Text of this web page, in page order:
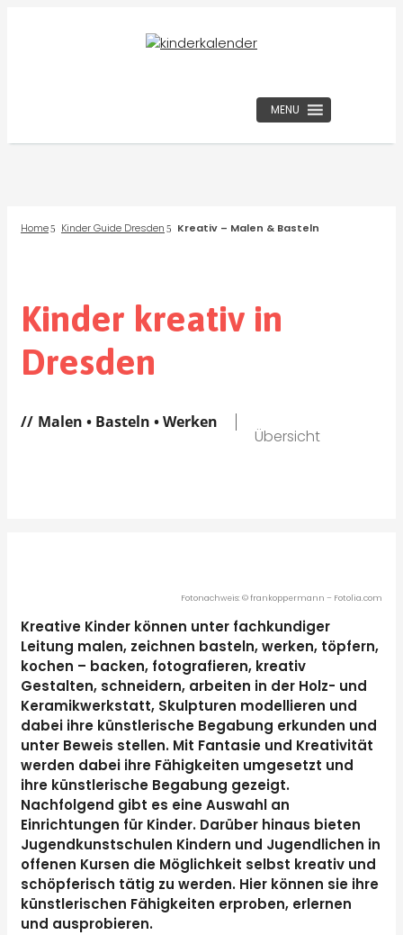
MENU
Home Kinder Guide Dresden Kreativ – Malen & Basteln
Kinder kreativ in
Dresden
Malen • Basteln • Werken
Übersicht
Fotonachweis: © frankoppermann – Fotolia.com
Kreative Kinder können unter fachkundiger
Leitung malen, zeichnen basteln, werken, töpfern,
kochen – backen, fotografieren, kreativ
Gestalten, schneidern, arbeiten in der Holz- und
Keramikwerkstatt, Skulpturen modellieren und
dabei ihre künstlerische Begabung erkunden und
unter Beweis stellen. Mit Fantasie und Kreativität
werden dabei ihre Fähigkeiten umgesetzt und
ihre künstlerische Begabung gezeigt.
Nachfolgend gibt es eine Auswahl an
Einrichtungen für Kinder. Darüber hinaus bieten
Jugendkunstschulen Kindern und Jugendlichen in
offenen Kursen die Möglichkeit selbst kreativ und
schöpferisch tätig zu werden. Hier können sie ihre
künstlerischen Fähigkeiten erproben, erlernen
und ausprobieren.